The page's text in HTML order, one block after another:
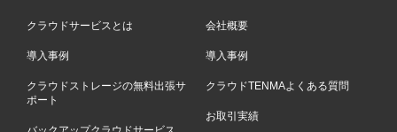
クラウドサービスとは
導入事例
クラウドストレージの無料出張サ
ポート
会社概要
導入事例
クラウドTENMAよくある質問
お取引実績